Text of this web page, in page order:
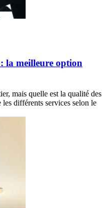
la meilleure option
mais quelle est la qualité des
différents services selon le